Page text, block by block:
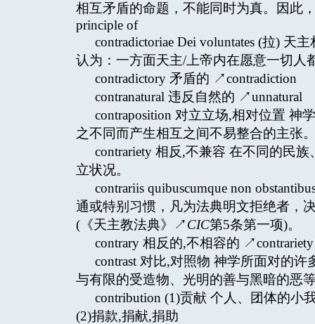
相互矛盾的命题，不能同时为真。因此
principle of
contradictoriae Dei voluntates (拉) 天
认为：一方面天主/上帝内在愿意一切人
contradictory 矛盾的 ↗contradiction
contranatural 违反自然的 ↗unnatural
contraposition 对立立场,相对位置 神
之不同而产生相互之间不易整合的主张
contrariety 相反,不兼容 在不同的民
立状况。
contrariis quibuscumque non
通或特别习惯，凡为法典明文拒绝者，
(《天主教法典》↗CIC第5条第一项)。
contrary 相反的,不相容的 ↗contrariety
contrast 对比,对照物 神学所面对的
与有限的受造物、光明的善与黑暗的恶
contribution (1)贡献 个人、团体的小
(2)捐款,捐献,捐助